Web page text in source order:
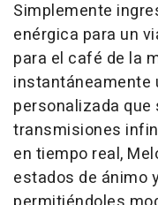
Simplemente
enérgica para un
para el café de la
instantáneamente
personalizada que
transmisiones
en tiempo real,
estados de ánimo